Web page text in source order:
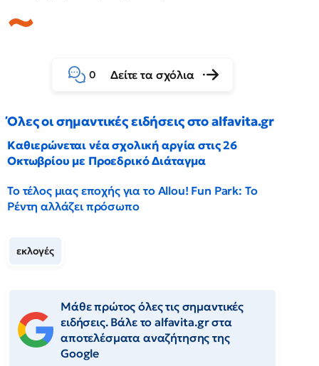
0 Δείτε τα σχόλια
Όλες οι σημαντικές ειδήσεις στο alfavita.gr
Καθιερώνεται νέα σχολική αργία στις 26
Οκτωβρίου με Προεδρικό Διάταγμα
Το τέλος μιας εποχής για το Allou! Fun Park: Το
Ρέντη αλλάζει πρόσωπο
εκλογές
Μάθε πρώτος όλες τις σημαντικές
ειδήσεις. Βάλε το alfavita.gr στα
αποτελέσματα αναζήτησης της
Google